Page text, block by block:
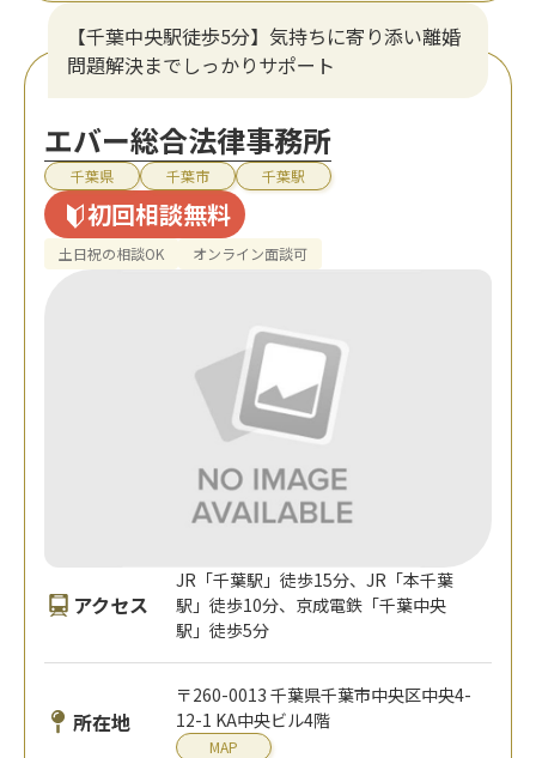
【千葉中央駅徒歩5分】気持ちに寄り添い離婚
問題解決までしっかりサポート
エバー総合法律事務所
千葉県 千葉市 千葉駅
初回相談無料
土日祝の相談OK オンライン面談可
アクセス
JR「千葉駅」徒歩15分、JR「本千葉
駅」徒歩10分、京成電鉄「千葉中央
駅」徒歩5分
所在地
〒260-0013 千葉県千葉市中央区中央4-
12-1 KA中央ビル4階
MAP